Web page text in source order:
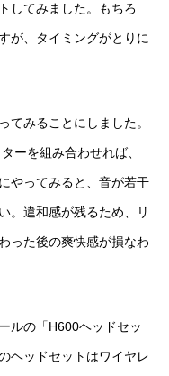
してみました。もちろ
が、タイミングがとりに
てみることにしました。
ーを組み合わせれば、
やってみると、音が若干
。違和感が残るため、リ
った後の爽快感が損なわ
ルの「H600ヘッドセッ
ヘッドセットはワイヤレ